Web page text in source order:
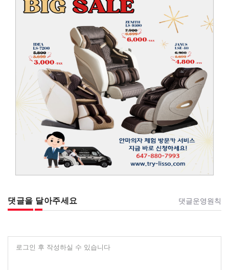
댓글을 달아주세요 댓글운영원칙
로그인 후 작성하실 수 있습니다